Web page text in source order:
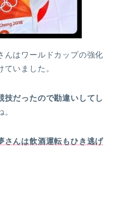
んはワールドカップの強化
いました。
技だったので勘違いしてし
。
さんは飲酒運転もひき逃げ